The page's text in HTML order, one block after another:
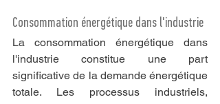
Consommation énergétique dans l'industrie
La consommation énergétique dans
l'industrie constitue une part
significative de la demande énergétique
totale. Les processus industriels,